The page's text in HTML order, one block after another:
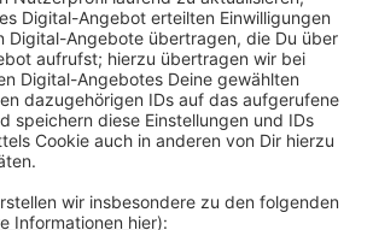
für andere sein kann, die ebenfalls
Wir benötigen Ihre